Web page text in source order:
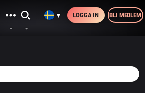
▼ LOGGA IN BLI MEDLEM